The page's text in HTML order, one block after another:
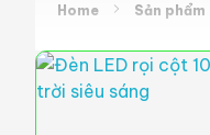
Home Sản phẩm